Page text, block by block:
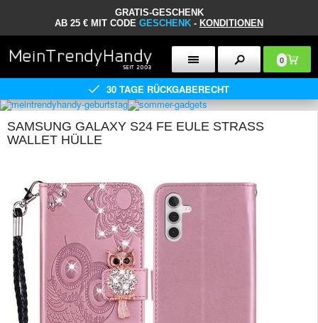
GRATIS-GESCHENK
AB 25 € MIT CODE GESCHENK - KONDITIONEN
0
30 TAGE RÜCKGABERECHT
SAMSUNG GALAXY S24 FE EULE STRASS
WALLET HÜLLE